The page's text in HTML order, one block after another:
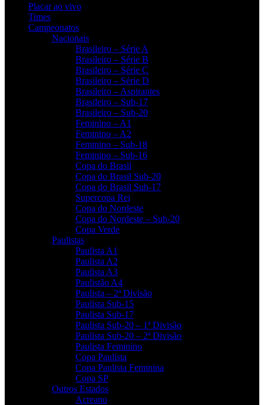
Placar ao vivo
Times
Campeonatos
Nacionais
Brasileiro – Série A
Brasileiro – Série B
Brasileiro – Série C
Brasileiro – Série D
Brasileiro – Aspirantes
Brasileiro – Sub-17
Brasileiro – Sub-20
Feminino – A1
Feminino – A2
Feminino – Sub-18
Feminino – Sub-16
Copa do Brasil
Copa do Brasil Sub-20
Copa do Brasil Sub-17
Supercopa Rei
Copa do Nordeste
Copa do Nordeste – Sub-20
Copa Verde
Paulistas
Paulista A1
Paulista A2
Paulista A3
Paulistão A4
Paulista – 2ª Divisão
Paulista Sub-15
Paulista Sub-17
Paulista Sub-20 – 1ª Divisão
Paulista Sub-20 – 2ª Divisão
Paulista Feminino
Copa Paulista
Copa Paulista Feminina
Copa SP
Outros Estados
Acreano